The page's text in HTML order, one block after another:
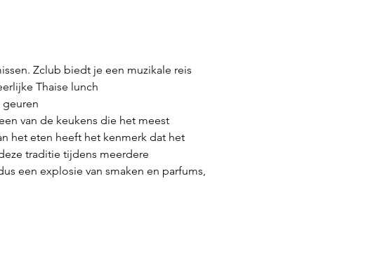
Thaise lunch
het eten heeft het kenmerk dat het
traditie tijdens meerdere
een explosie van smaken en parfums,